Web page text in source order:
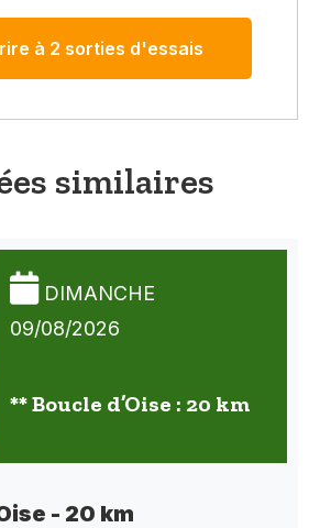
à 2 sorties d'essais
similaires
DIMANCHE
09/08/2026
** Boucle d’Oise : 20 km
- 20 km